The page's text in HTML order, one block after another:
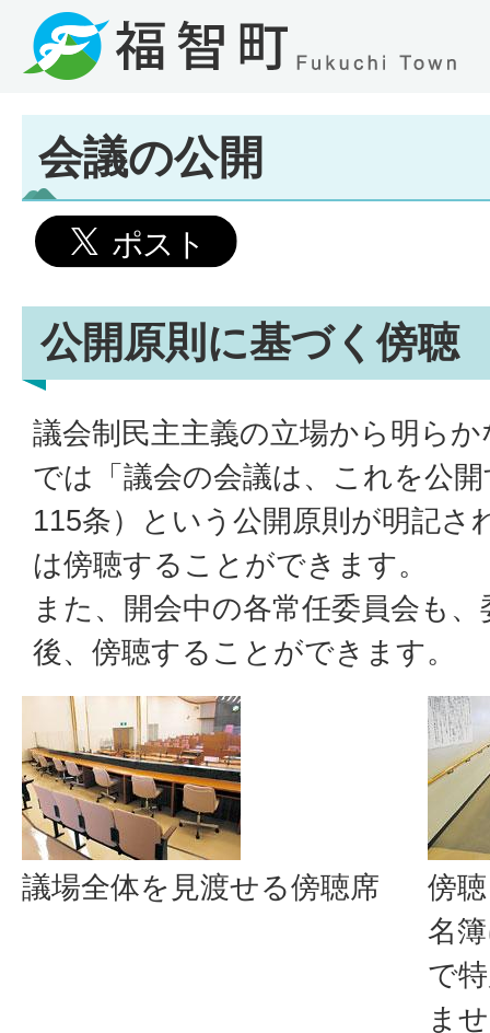
会議の公開
公開原則に基づく傍聴
議会制民主主義の立場から明ら
では「議会の会議は、これを公
115条）という公開原則が明記さ
は傍聴することができます。
また、開会中の各常任委員会も
後、傍聴することができます。
議場全体を見渡せる傍聴席
傍
名
で
ま